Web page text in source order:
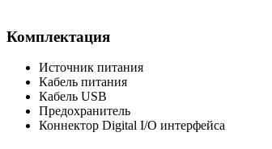
Комплектация
Источник питания
Кабель питания
Кабель USB
Предохранитель
Коннектор Digital I/O интерфейса